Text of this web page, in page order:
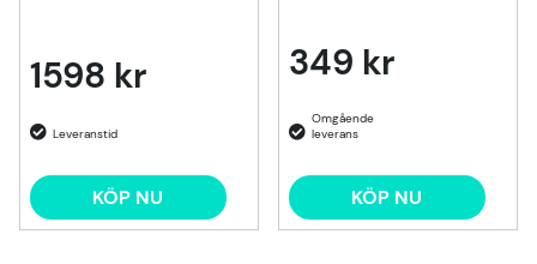
1598 kr
KÖP NU
349 kr
KÖP NU